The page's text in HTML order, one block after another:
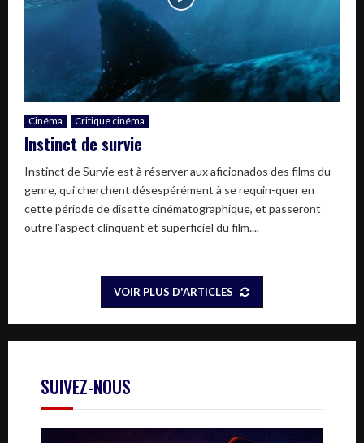
Cinéma Critique cinéma
Instinct de survie
Instinct de Survie est à réserver aux aficionados des films du
genre, qui cherchent désespérément à se requin-quer en
cette période de disette cinématographique, et passeront
outre l’aspect clinquant et superficiel du film....
VOIR PLUS D'ARTICLES
SUIVEZ-NOUS